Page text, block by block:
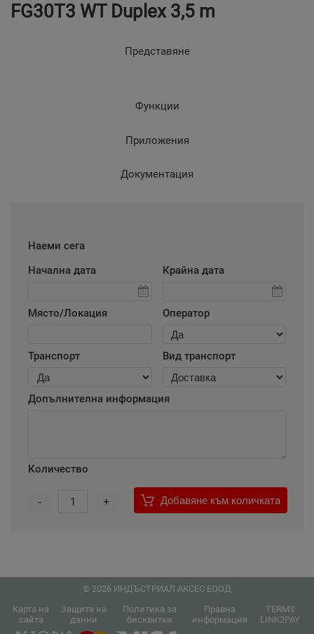
FG30T3 WT Duplex 3,5 m
Представяне
Функции
Приложения
Документация
Наеми сега
Начална дата
Крайна дата
Място/Локация Оператор
Транспорт Вид транспорт
Допълнителна информация
Количество
- 1 + Добавяне към количката
© 2026 ИНДЪСТРИАЛ АКСЕС ЕООД
Карта на
сайта
Защита на
данни
Политика за
бисквитки
Правна
информация
TERMS
LINK2PAY